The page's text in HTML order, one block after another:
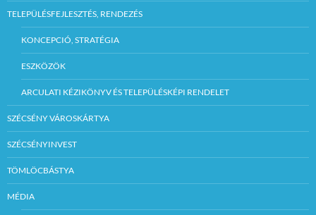
TELEPÜLÉSFEJLESZTÉS, RENDEZÉS
KONCEPCIÓ, STRATÉGIA
ESZKÖZÖK
ARCULATI KÉZIKÖNYV ÉS TELEPÜLÉSKÉPI RENDELET
SZÉCSÉNY VÁROSKÁRTYA
SZÉCSÉNYINVEST
TÖMLÖCBÁSTYA
MÉDIA